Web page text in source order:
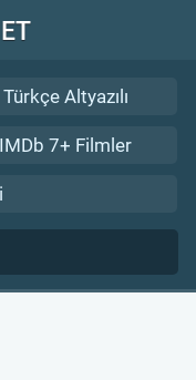
Türkçe Altyazılı
IMDb 7+ Filmler